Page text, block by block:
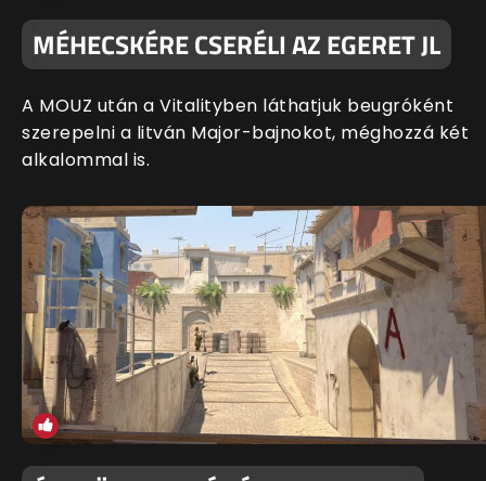
MÉHECSKÉRE CSERÉLI AZ EGERET JL
A MOUZ után a Vitalityben láthatjuk beugróként
szerepelni a litván Major-bajnokot, méghozzá két
alkalommal is.